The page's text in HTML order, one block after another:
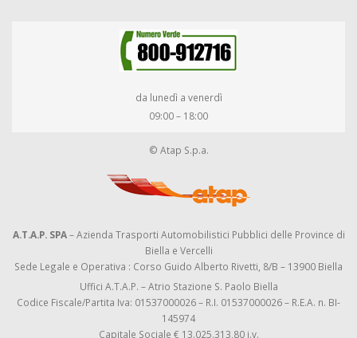
da lunedì a venerdì
09:00 – 18:00
© Atap S.p.a.
A.T.A.P. SPA– Azienda Trasporti Automobilistici Pubblici delle Province di
Biella e Vercelli
Sede Legale e Operativa : Corso Guido Alberto Rivetti, 8/B – 13900 Biella
Uffici A.T.A.P. – Atrio Stazione S. Paolo Biella
Codice Fiscale/Partita Iva: 01537000026 – R.I. 01537000026 – R.E.A. n. BI-
145974
Capitale Sociale € 13.025.313,80 i.v.